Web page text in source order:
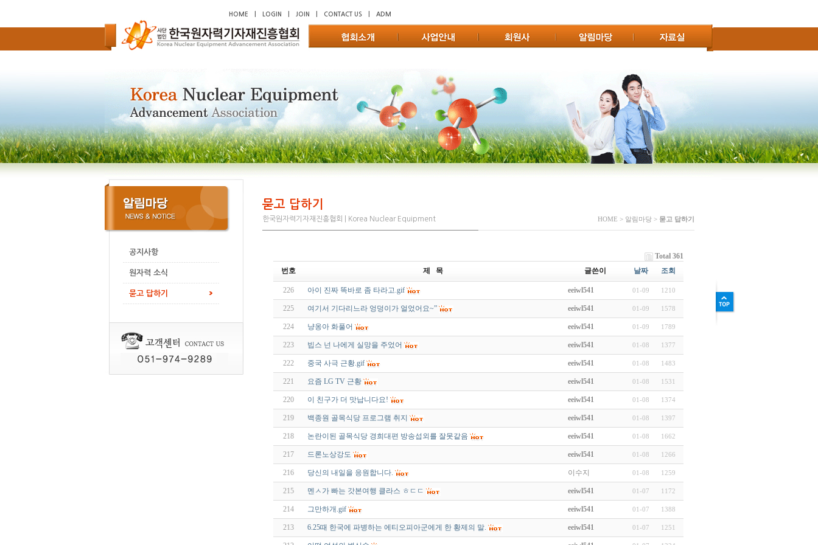
HOME LOGIN JOIN CONTACT US ADM
공지사항
원자력 소식
묻고 답하기
묻고 답하기
한국원자력기자재진흥협회 | Korea Nuclear Equipment HOME > 알림마당 > 묻고 답하기
Total 361
번호
제 목 글쓴이 날짜 조회
226 아이 진짜 똑바로 좀 타라고.gif eeiwl541 01-09 1210
225 여기서 기다리느라 엉덩이가 얼었어요~” eeiwl541 01-09 1578
224 냥옹아 화풀어 eeiwl541 01-09 1789
223 빕스 넌 나에게 실망을 주었어 eeiwl541 01-08 1377
222 중국 사극 근황.gif eeiwl541 01-08 1483
221 요즘 LG TV 근황 eeiwl541 01-08 1531
220 이 친구가 더 맛납니다요! eeiwl541 01-08 1374
219 백종원 골목식당 프로그램 취지 eeiwl541 01-08 1397
218 논란이된 골목식당 경희대편 방송섭외를 잘못같음 eeiwl541 01-08 1662
217 드론노상강도 eeiwl541 01-08 1266
216 당신의 내일을 응원합니다. 이수지 01-08 1259
215 멘ㅅ가 빠는 갓본여행 클라스 ㅎㄷㄷ eeiwl541 01-07 1172
214 그만하개.gif eeiwl541 01-07 1388
213 6.25때 한국에 파병하는 에티오피아군에게 한 황제의 말. eeiwl541 01-07 1251